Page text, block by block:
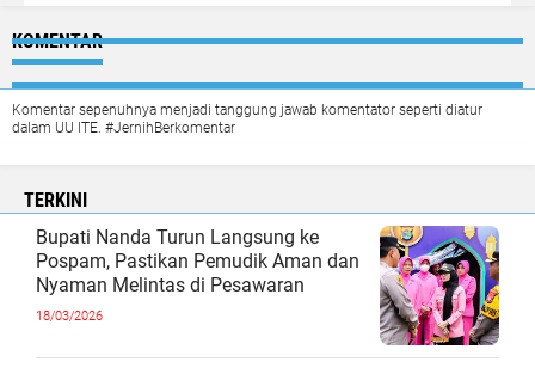
KOMENTAR
Komentar sepenuhnya menjadi tanggung jawab komentator seperti diatur
dalam UU ITE. #JernihBerkomentar
TERKINI
Bupati Nanda Turun Langsung ke
Pospam, Pastikan Pemudik Aman dan
Nyaman Melintas di Pesawaran
18/03/2026